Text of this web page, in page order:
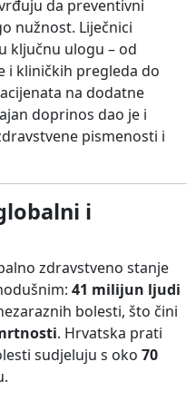
da preventivni
nužnost. Liječnici
ključnu ulogu – od
i kliničkih pregleda do
na dodatne
doprinos dao je i
pismenosti i
i
zdravstveno stanje
41 milijun ljudi
bolesti, što čini
. Hrvatska prati
sudjeluju s oko 70